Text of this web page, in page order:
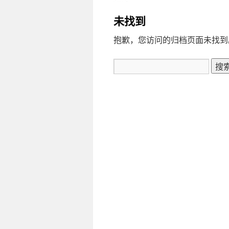
未找到
抱歉，您访问的归档页面未找到